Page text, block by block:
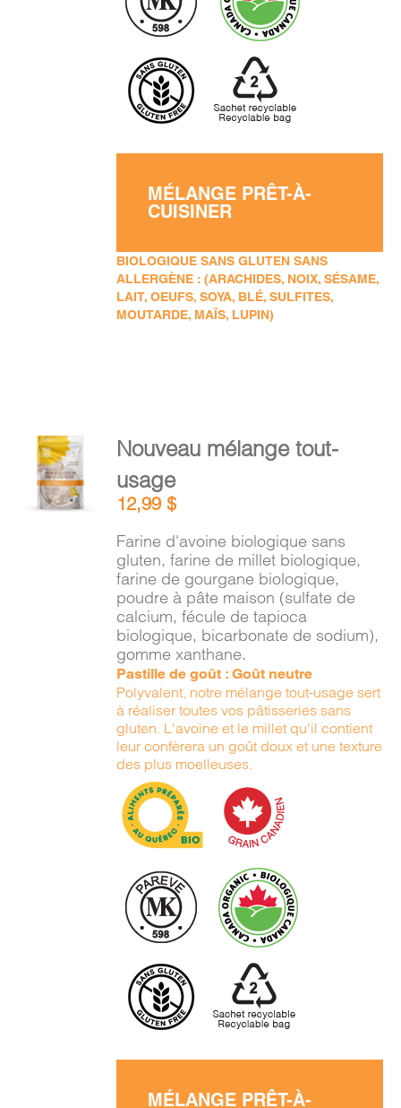
MÉLANGE PRÊT-À-
CUISINER
BIOLOGIQUE SANS GLUTEN SANS
ALLERGÈNE : (ARACHIDES, NOIX, SÉSAME,
LAIT, OEUFS, SOYA, BLÉ, SULFITES,
MOUTARDE, MAÏS, LUPIN)
AJOUTER
AU
PANIER
/
DÉTAILS
Nouveau mélange tout-
usage
12,99$
Farine d'avoine biologique sans
gluten, farine de millet biologique,
farine de gourgane biologique,
poudre à pâte maison (sulfate de
calcium, fécule de tapioca
biologique, bicarbonate de sodium),
gomme xanthane.
Pastille de goût : Goût neutre
Polyvalent, notre mélange tout-usage sert
à réaliser toutes vos pâtisseries sans
gluten. L'avoine et le millet qu'il contient
leur confèrera un goût doux et une texture
des plus moelleuses.
MÉLANGE PRÊT-À-